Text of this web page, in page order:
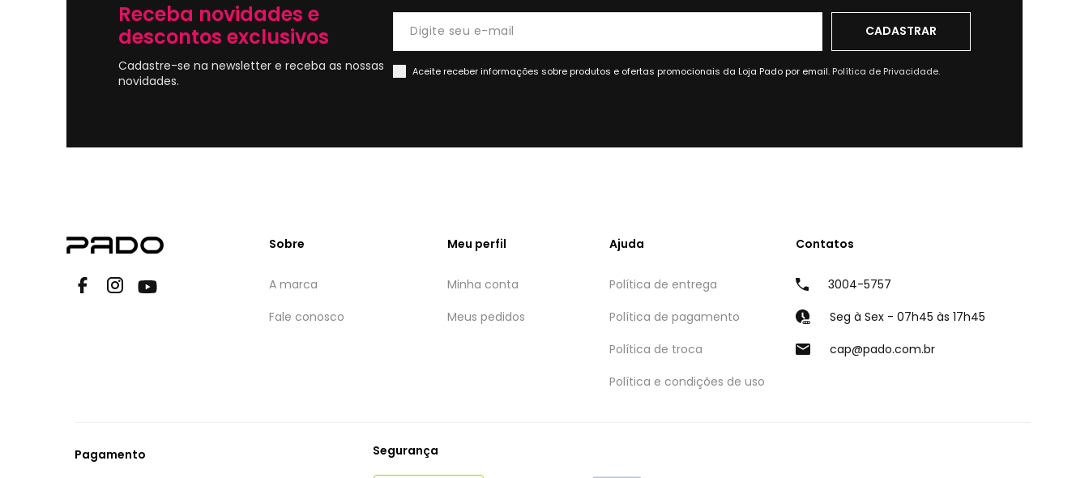
Receba novidades e
descontos exclusivos
Cadastre-se na newsletter e receba as nossas
novidades.
Aceite receber informações sobre produtos e ofertas promocionais da Loja Pado por email. Política de Privacidade.
Sobre
A marca
Fale conosco
Meu perfil
Minha conta
Meus pedidos
Ajuda
Política de entrega
Política de pagamento
Política de troca
Política e condições de uso
Contatos
3004-5757
Seg à Sex - 07h45 às 17h45
cap@pado.com.br
Pagamento Segurança